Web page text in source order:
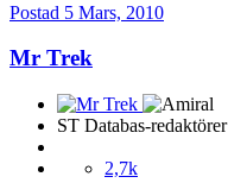
Postad 5 Mars, 2010
Mr Trek
ST Databas-redaktörer
2,7k